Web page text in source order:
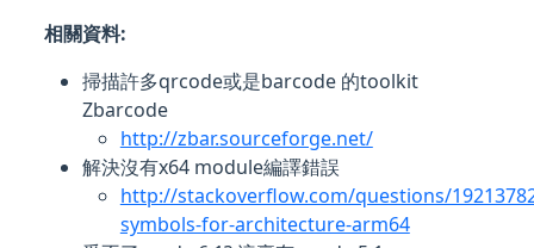
相關資料:
掃描許多qrcode或是barcode 的toolkit
Zbarcode
http://zbar.sourceforge.net/
解決沒有x64 module編譯錯誤
http://stackoverflow.com/questions/
symbols-for-architecture-arm64